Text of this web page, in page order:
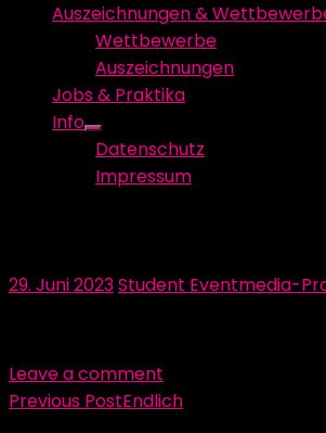
Auszeichnungen &
Wettbewerbe
Auszeichnungen
Jobs & Praktika
Info
Show
sub
menu
Datenschutz
Impressum
Posted
29. Juni 2023Author
Student Eventmedia-
Leave a comment
Beitragsnavigation
Previous PostEndlich